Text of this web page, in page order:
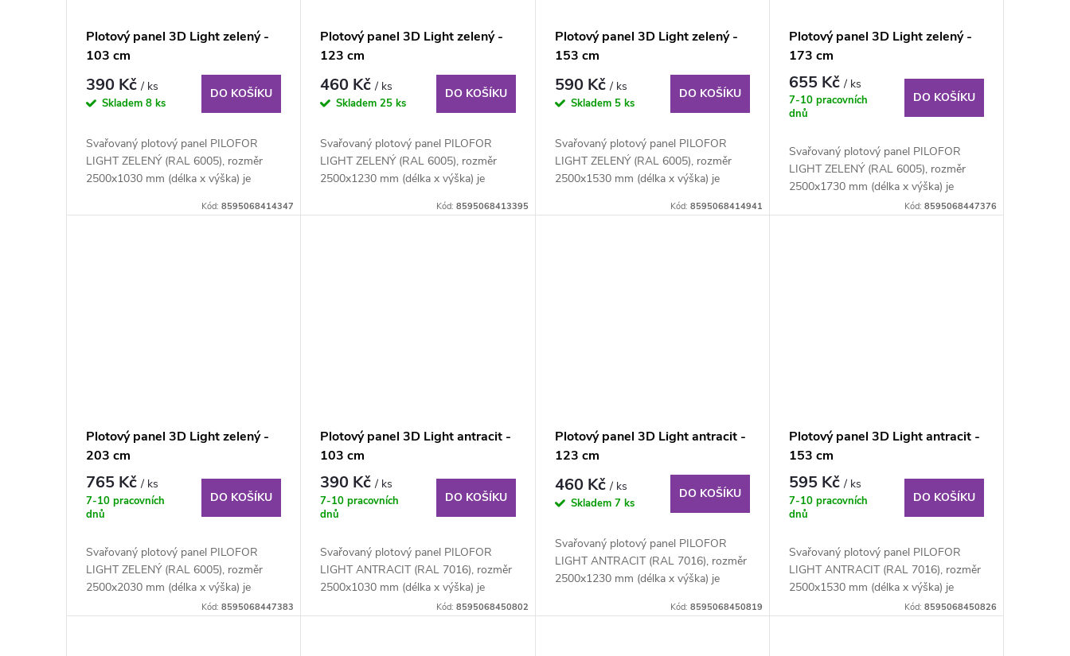
Plotový panel 3D Light zelený -
103 cm
390 Kč/ ks
Skladem 8 ks
DO KOŠÍKU
Svařovaný plotový panel PILOFOR
LIGHT ZELENÝ (RAL 6005), rozměr
2500x1030 mm (délka x výška) je
Kód:8595068414347
Plotový panel 3D Light zelený -
123 cm
460 Kč/ ks
Skladem25 ks
DO KOŠÍKU
Svařovaný plotový panel PILOFOR
LIGHT ZELENÝ (RAL 6005), rozměr
2500x1230 mm (délka x výška) je
Kód: 8595068413395
Plotový panel 3D Light zelený -
153 cm
590 Kč/ ks
Skladem 5 ks
DO KOŠÍKU
Svařovaný plotový panel PILOFOR
LIGHT ZELENÝ (RAL 6005), rozměr
2500x1530 mm (délka x výška) je
Kód: 8595068414941
Plotový panel 3D Light zelený -
173 cm
655 Kč/ ks
7-10 pracovních
dnů
DO KOŠÍKU
Svařovaný plotový panel PILOFOR
LIGHT ZELENÝ (RAL 6005), rozměr
2500x1730 mm (délka x výška) je
Kód: 8595068447376
Plotový panel 3D Light zelený -
203 cm
765 Kč/ ks
7-10 pracovních
dnů
DO KOŠÍKU
Svařovaný plotový panel PILOFOR
LIGHT ZELENÝ (RAL 6005), rozměr
2500x2030 mm (délka x výška) je
Kód:8595068447383
Plotový panel 3D Light antracit -
103 cm
390 Kč/ ks
7-10 pracovních
dnů
DO KOŠÍKU
Svařovaný plotový panel PILOFOR
LIGHT ANTRACIT (RAL 7016), rozměr
2500x1030 mm (délka x výška) je
Kód: 8595068450802
Plotový panel 3D Light antracit -
123 cm
460 Kč/ ks
Skladem 7 ks
DO KOŠÍKU
Svařovaný plotový panel PILOFOR
LIGHT ANTRACIT (RAL 7016), rozměr
2500x1230 mm (délka x výška) je
Kód: 8595068450819
Plotový panel 3D Light antracit -
153 cm
595 Kč/ ks
7-10 pracovních
dnů
DO KOŠÍKU
Svařovaný plotový panel PILOFOR
LIGHT ANTRACIT (RAL 7016), rozměr
2500x1530 mm (délka x výška) je
Kód: 8595068450826